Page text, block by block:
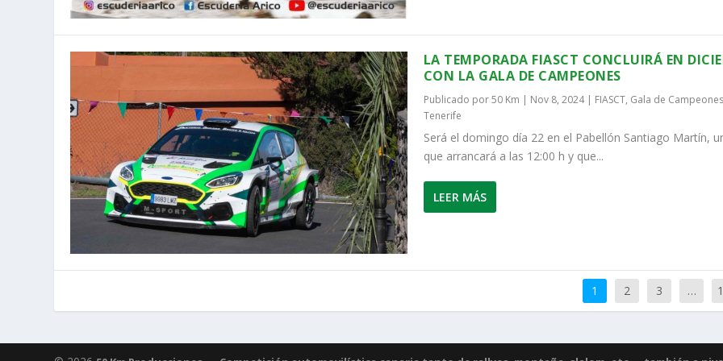
LA TEMPORADA FIASCT CONCLUIRÁ EN
CON LA GALA DE CAMPEONES
Publicado por50 Km | Nov 8, 2024| FIASCT, Gala de Campeones
Tenerife
Será el domingo día 22 en el Pabellón Santiago Martín,
que arrancará a las 12:00 h y que...
LEER MÁS
1 2 3 …